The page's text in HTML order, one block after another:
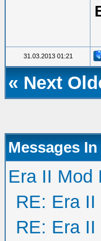
31.03.2013 01:21
« Next
Messages
Era II Mod
RE: Era
RE: Era